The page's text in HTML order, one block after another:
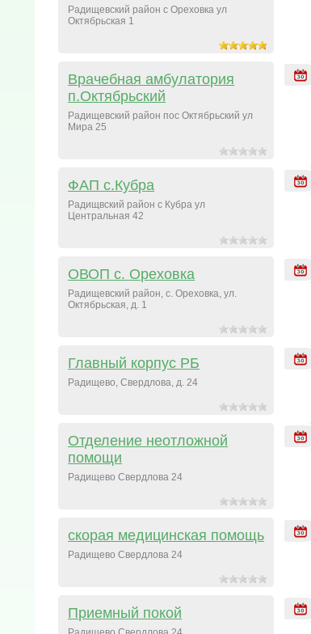
Радищевский район с Ореховка ул
Октябрьская 1
Врачебная амбулатория
п.Октябрьский
Радищевский район пос Октябрьский ул
Мира 25
ФАП с.Кубра
Радищвский район с Кубра ул
Центральная 42
ОВОП с. Ореховка
Радищевский район, с. Ореховка, ул.
Октябрьская, д. 1
Главный корпус РБ
Радищево, Свердлова, д. 24
Отделение неотложной
помощи
Радищево Свердлова 24
скорая медицинская помощь
Радищево Свердлова 24
Приемный покой